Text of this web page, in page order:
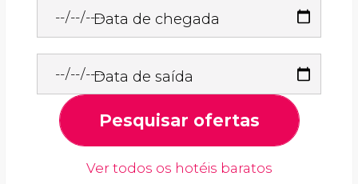
Data de chegada
Data de saída
Pesquisar ofertas
Ver todos os hotéis baratos